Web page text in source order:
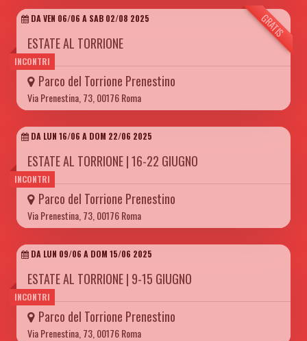
INCONTRI
GRATIS
DA VEN 06/06 A SAB 02/08 2025
ESTATE AL TORRIONE
Parco del Torrione Prenestino
Via Prenestina, 73, 00176 Roma
INCONTRI
DA LUN 16/06 A DOM 22/06 2025
ESTATE AL TORRIONE | 16-22 GIUGNO
Parco del Torrione Prenestino
Via Prenestina, 73, 00176 Roma
INCONTRI
DA LUN 09/06 A DOM 15/06 2025
ESTATE AL TORRIONE | 9-15 GIUGNO
Parco del Torrione Prenestino
Via Prenestina, 73, 00176 Roma